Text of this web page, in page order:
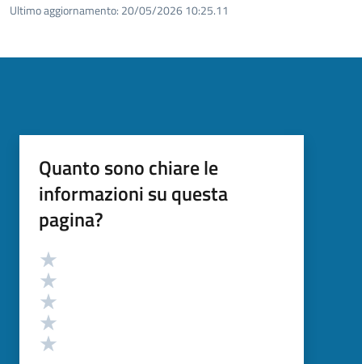
Ultimo aggiornamento: 20/05/2026 10:25.11
Quanto sono chiare le
informazioni su questa
pagina?
Valutazione